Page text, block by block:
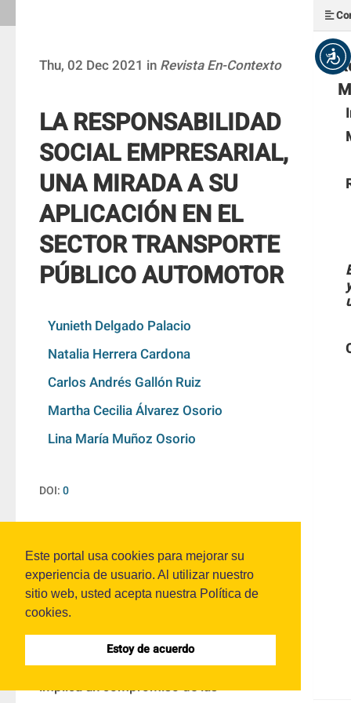
Este portal usa cookies para mejorar su
experiencia de usuario. Al utilizar nuestro
sitio web, usted acepta nuestra Política de
cookies.
Estoy de acuerdo
Thu, 02 Dec 2021 in Revista En-Contexto
LA RESPONSABILIDAD
SOCIAL EMPRESARIAL,
UNA MIRADA A SU
APLICACIÓN EN EL
SECTOR TRANSPORTE
PÚBLICO AUTOMOTOR
Yunieth Delgado Palacio
Natalia Herrera Cardona
Carlos Andrés Gallón Ruiz
Martha Cecilia Álvarez Osorio
Lina María Muñoz Osorio
DOI:0
Resumen
La Responsabilidad Social Empresarial,
RSE, es uno de los conceptos modernos
que ha adquirido mayor relevancia en los
últimos años en el mundo, en tanto
implica un compromiso de las